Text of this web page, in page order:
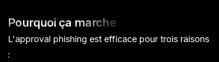
Pourquoi ça marche
L'approval phishing est efficace pour trois raisons
: